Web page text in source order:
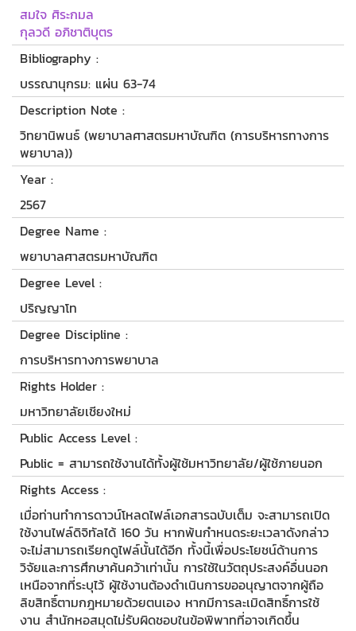
สมใจ ศิระกมล
กุลวดี อภิชาติบุตร
Bibliography :
บรรณานุกรม: แผ่น 63-74
Description Note :
วิทยานิพนธ์ (พยาบาลศาสตรมหาบัณฑิต (การบริหารทางการ
พยาบาล))
Year :
2567
Degree Name :
พยาบาลศาสตรมหาบัณฑิต
Degree Level :
ปริญญาโท
Degree Discipline :
การบริหารทางการพยาบาล
Rights Holder :
มหาวิทยาลัยเชียงใหม่
Public Access Level :
Public = สามารถใช้งานได้ทั้งผู้ใช้มหาวิทยาลัย/ผู้ใช้ภายนอก
Rights Access :
เมื่อท่านทำการดาวน์โหลดไฟล์เอกสารฉบับเต็ม จะสามารถเปิด
ใช้งานไฟล์ดิจิทัลได้ 160 วัน หากพ้นกำหนดระยะเวลาดังกล่าว
จะไม่สามารถเรียกดูไฟล์นั้นได้อีก ทั้งนี้เพื่อประโยชน์ด้านการ
วิจัยและการศึกษาค้นคว้าเท่านั้น การใช้ในวัตถุประสงค์อื่นนอก
เหนือจากที่ระบุไว้ ผู้ใช้งานต้องดำเนินการขออนุญาตจากผู้ถือ
ลิขสิทธิ์ตามกฎหมายด้วยตนเอง หากมีการละเมิดสิทธิ์การใช้
งาน สำนักหอสมุดไม่รับผิดชอบในข้อพิพาทที่อาจเกิดขึ้น